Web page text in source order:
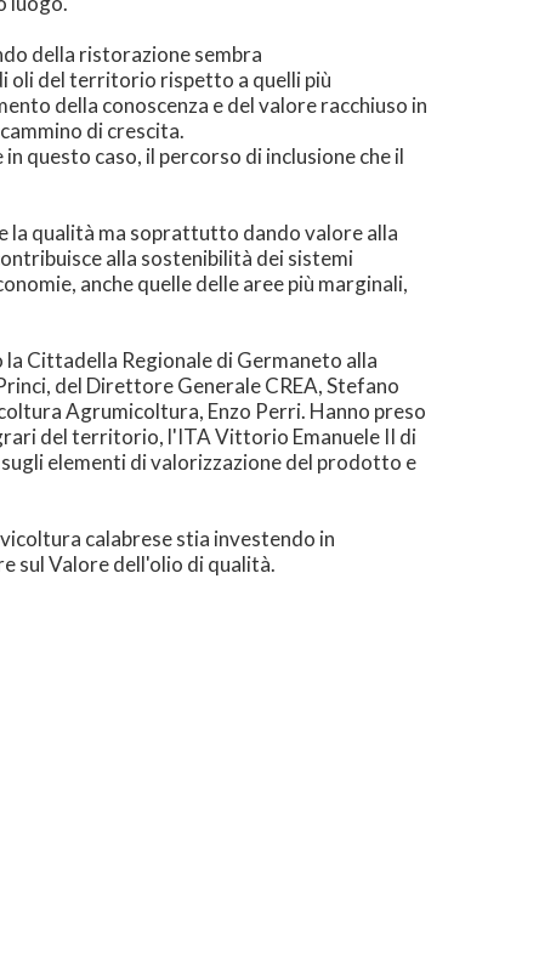
della ristorazione sembra
oli del territorio rispetto a quelli più
della conoscenza e del valore racchiuso in
di crescita.
questo caso, il percorso di inclusione che il
la qualità ma soprattutto dando valore alla
alla sostenibilità dei sistemi
anche quelle delle aree più marginali,
Cittadella Regionale di Germaneto alla
del Direttore Generale CREA, Stefano
Agrumicoltura, Enzo Perri. Hanno preso
del territorio, l'ITA Vittorio Emanuele II di
elementi di valorizzazione del prodotto e
calabrese stia investendo in
sul Valore dell'olio di qualità.